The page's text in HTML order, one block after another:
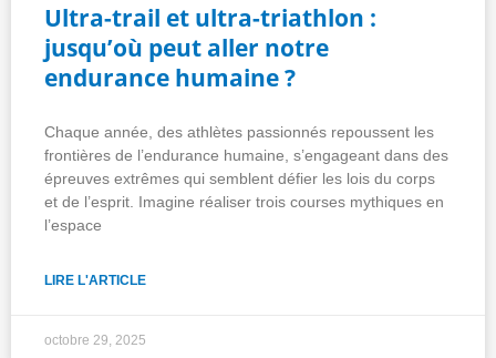
Ultra-trail et ultra-triathlon :
jusqu’où peut aller notre
endurance humaine ?
Chaque année, des athlètes passionnés repoussent les
frontières de l’endurance humaine, s’engageant dans des
épreuves extrêmes qui semblent défier les lois du corps
et de l’esprit. Imagine réaliser trois courses mythiques en
l’espace
LIRE L'ARTICLE
octobre 29, 2025